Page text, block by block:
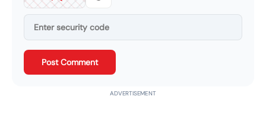
Post Comment
ADVERTISEMENT